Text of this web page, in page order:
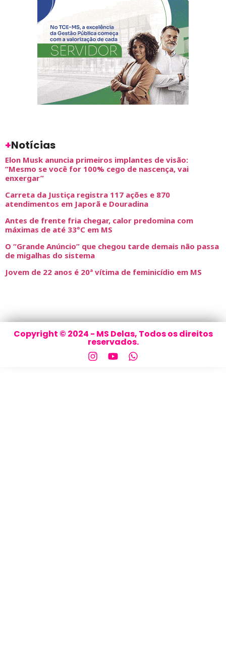
+Notícias
Elon Musk anuncia primeiros implantes de visão:
“Mesmo se você for 100% cego de nascença, vai
enxergar”
Carreta da Justiça registra 117 ações e 870
atendimentos em Japorã e Douradina
Antes de frente fria chegar, calor predomina com
máximas de até 33°C em MS
O “Grande Anúncio” que chegou tarde demais não passa
de migalhas do sistema
Jovem de 22 anos é 20ª vítima de feminicídio em MS
Copyright © 2024 - MS Delas, Todos os direitos
reservados.